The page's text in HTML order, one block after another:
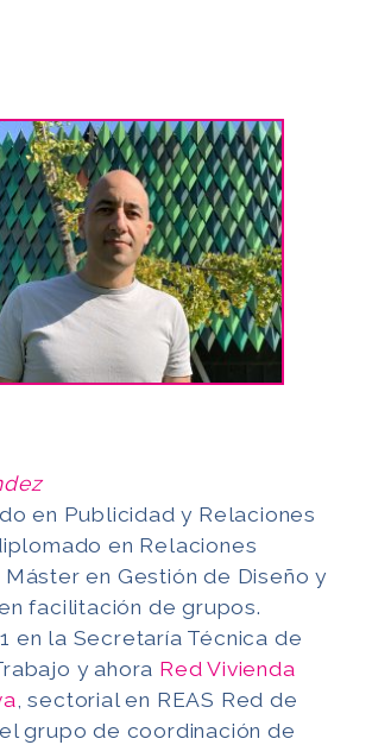
en Publicidad y Relaciones
en Relaciones
en Gestión de Diseño y
facilitación de grupos.
en la Secretaría Técnica de
y ahora Red Vivienda
, sectorial en REAS Red de
grupo de coordinación de